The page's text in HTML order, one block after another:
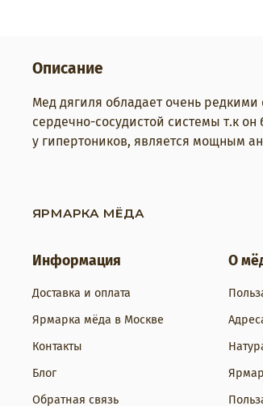
Описание
Мед дягиля обладает очень
сердечно-сосудистой системы т.к
у гипертоников, является мощным
ЯРМАРКА МЁДА
Информация
Доставка и оплата
Ярмарка мёда в Москве
Контакты
Блог
Обратная связь
О